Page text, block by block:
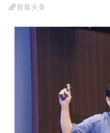
智能头条